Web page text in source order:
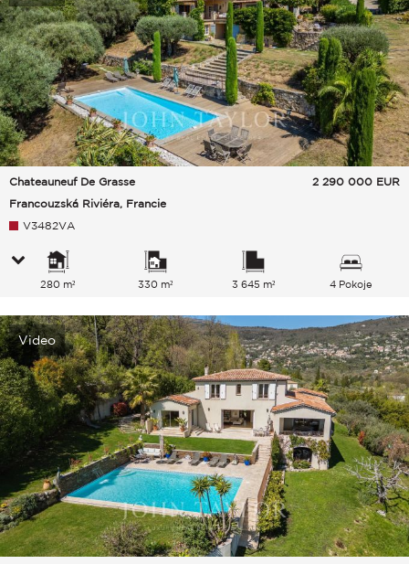
Chateauneuf De Grasse
Francouzská Riviéra, Francie
2 290 000 EUR
V3482VA
280 m² 330 m² 3 645 m² 4 Pokoje
Video